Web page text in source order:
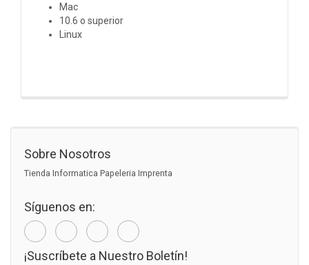
Mac
10.6 o superior
Linux
Sobre Nosotros
Tienda Informatica Papeleria Imprenta
Síguenos en:
¡Suscríbete a Nuestro Boletín!